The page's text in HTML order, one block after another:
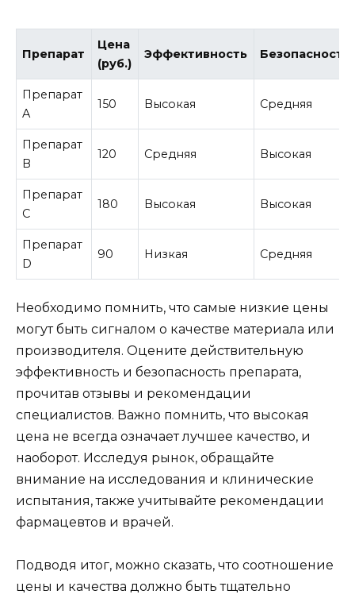
Препарат
Цена
(руб.)
Эффективность Безопасность
Препарат
A
150 Высокая Средняя
Препарат
B
120 Средняя Высокая
Препарат
C
180 Высокая Высокая
Препарат
D
90 Низкая Средняя
Необходимо помнить, что самые низкие цены
могут быть сигналом о качестве материала или
производителя. Оцените действительную
эффективность и безопасность препарата,
прочитав отзывы и рекомендации
специалистов. Важно помнить, что высокая
цена не всегда означает лучшее качество, и
наоборот. Исследуя рынок, обращайте
внимание на исследования и клинические
испытания, также учитывайте рекомендации
фармацевтов и врачей.
Подводя итог, можно сказать, что соотношение
цены и качества должно быть тщательно